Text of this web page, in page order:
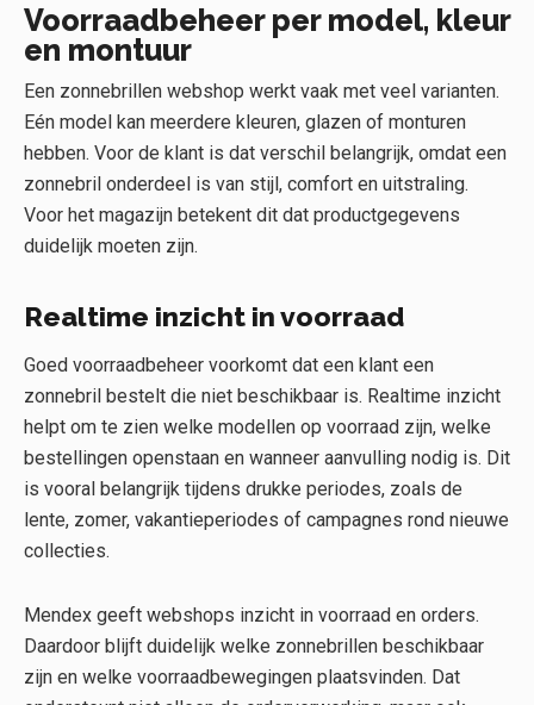
Voorraadbeheer per model, kleur
en montuur
Een zonnebrillen webshop werkt vaak met veel varianten.
Eén model kan meerdere kleuren, glazen of monturen
hebben. Voor de klant is dat verschil belangrijk, omdat een
zonnebril onderdeel is van stijl, comfort en uitstraling.
Voor het magazijn betekent dit dat productgegevens
duidelijk moeten zijn.
Realtime inzicht in voorraad
Goed voorraadbeheer voorkomt dat een klant een
zonnebril bestelt die niet beschikbaar is. Realtime inzicht
helpt om te zien welke modellen op voorraad zijn, welke
bestellingen openstaan en wanneer aanvulling nodig is. Dit
is vooral belangrijk tijdens drukke periodes, zoals de
lente, zomer, vakantieperiodes of campagnes rond nieuwe
collecties.
Mendex geeft webshops inzicht in voorraad en orders.
Daardoor blijft duidelijk welke zonnebrillen beschikbaar
zijn en welke voorraadbewegingen plaatsvinden. Dat